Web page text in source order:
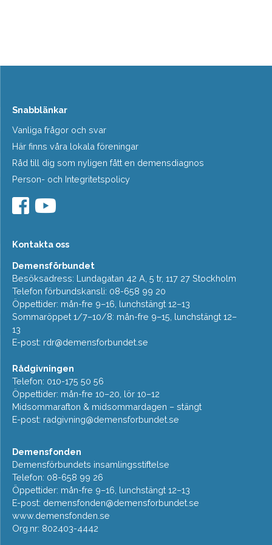
Snabblänkar
Vanliga frågor och svar
Här finns våra lokala föreningar
Råd till dig som nyligen fått en demensdiagnos
Person- och Integritetspolicy
Kontakta oss
Demensförbundet
Besöksadress: Lundagatan 42 A, 5 tr, 117 27 Stockholm
Telefon förbundskansli: 08-658 99 20
Öppettider: mån-fre 9–16, lunchstängt 12–13
Sommaröppet 1/7–10/8: mån-fre 9–15, lunchstängt 12–
13
E-post: rdr@demensforbundet.se
Rådgivningen
Telefon: 010-175 50 56
Öppettider: mån-fre 10–20, lör 10–12
Midsommarafton & midsommardagen – stängt
E-post: radgivning@demensforbundet.se
Demensfonden
Demensförbundets insamlingsstiftelse
Telefon: 08-658 99 26
Öppettider: mån-fre 9–16, lunchstängt 12–13
E-post: demensfonden@demensforbundet.se
www.demensfonden.se
Org.nr: 802403-4442